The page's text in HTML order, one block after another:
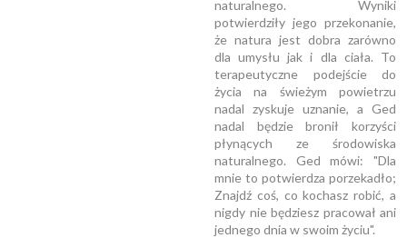
naturalnego. Wyniki
potwierdziły jego przekonanie,
że natura jest dobra zarówno
dla umysłu jak i dla ciała. To
terapeutyczne podejście do
życia na świeżym powietrzu
nadal zyskuje uznanie, a Ged
nadal będzie bronił korzyści
płynących ze środowiska
naturalnego. Ged mówi: "Dla
mnie to potwierdza porzekadło;
Znajdź coś, co kochasz robić, a
nigdy nie będziesz pracował ani
jednego dnia w swoim życiu".